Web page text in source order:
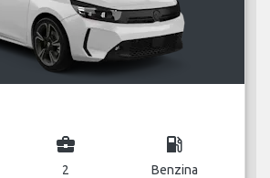
business_center
2
local_gas_station
Benzina